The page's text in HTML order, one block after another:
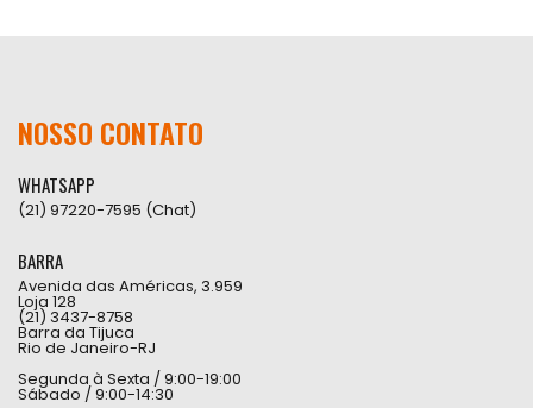
NOSSO CONTATO
WHATSAPP
(21) 97220-7595 (Chat)
BARRA
Avenida das Américas, 3.959
Loja 128
(21) 3437-8758
Barra da Tijuca
Rio de Janeiro-RJ
Segunda à Sexta / 9:00-19:00
Sábado / 9:00-14:30